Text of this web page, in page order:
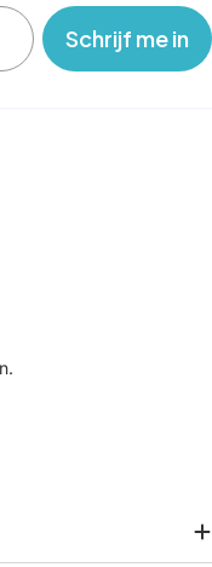
‎ ‎ ‎ Schrijf me in‎ ‎ ‎ ‎